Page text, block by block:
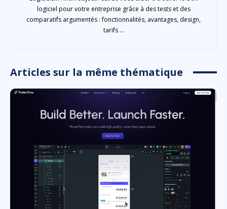
logiciel pour votre entreprise grâce à des tests et des
comparatifs argumentés : fonctionnalités, avantages, design,
tarifs ...
Articles sur la même thématique